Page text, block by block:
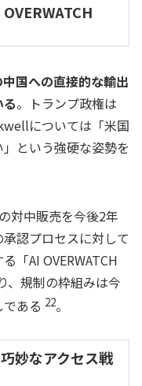
国への直接的な輸出
。トランプ政権は
については「米国
という強硬な姿勢を
対中販売を今後2年
認プロセスに対して
「AI OVERWATCH
、規制の枠組みは今
ある 22。
妙なアクセス戦